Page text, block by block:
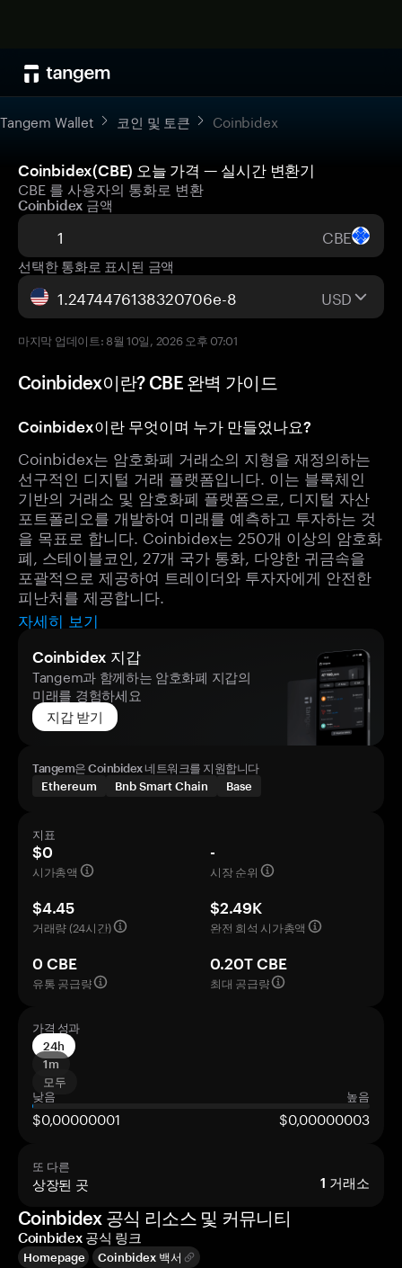
Tangem Wallet 코인 및 토큰 Coinbidex
Coinbidex(CBE) 오늘 가격 — 실시간 변환기
CBE 를 사용자의 통화로 변환
Coinbidex 금액
CBE
선택한 통화로 표시된 금액
USD
마지막 업데이트: 8월 10일, 2026 오후 07:01
Coinbidex이란? CBE 완벽 가이드
Coinbidex이란 무엇이며 누가 만들었나요?
Coinbidex는 암호화폐 거래소의 지형을 재정의하는
선구적인 디지털 거래 플랫폼입니다. 이는 블록체인
기반의 거래소 및 암호화폐 플랫폼으로, 디지털 자산
포트폴리오를 개발하여 미래를 예측하고 투자하는 것
을 목표로 합니다. Coinbidex는 250개 이상의 암호화
폐, 스테이블코인, 27개 국가 통화, 다양한 귀금속을
포괄적으로 제공하여 트레이더와 투자자에게 안전한
피난처를 제공합니다.
자세히 보기
Coinbidex 지갑
Tangem과 함께하는 암호화폐 지갑의
미래를 경험하세요
지갑 받기
Tangem은 Coinbidex 네트워크를 지원합니다
Ethereum
Bnb Smart Chain Base
지표
$0
시가총액
-
시장 순위
$4.45
거래량 (24시간)
$2.49K
완전 희석 시가총액
0 CBE
유통 공급량
0.20T CBE
최대 공급량
가격 성과
24h
1m
모두
낮음
높음
$0,00000001 $0,00000003
또 다른
상장된 곳 1 거래소
Coinbidex 공식 리소스 및 커뮤니티
Coinbidex 공식 링크
Homepage Coinbidex 백서